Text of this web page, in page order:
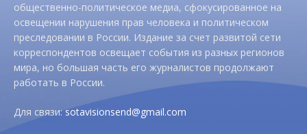
общественно-политическое медиа, сфокусированное на
освещении нарушения прав человека и политическом
преследовании в России. Издание за счет развитой сети
корреспондентов освещает события из разных регионов
мира, но большая часть его журналистов продолжают
работать в России.
Для связи:sotavisionsend@gmail.com